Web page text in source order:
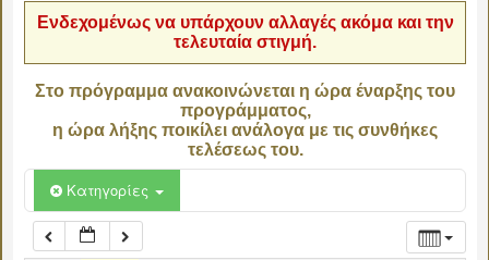
Ενδεχομένως να υπάρχουν αλλαγές ακόμα και την
τελευταία στιγμή.
Στο πρόγραμμα ανακοινώνεται η ώρα έναρξης του
προγράμματος,
η ώρα λήξης ποικίλει ανάλογα με τις συνθήκες
τελέσεως του.
Κατηγορίες
06:00
07:00